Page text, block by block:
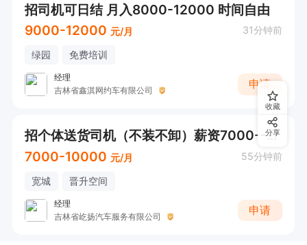
招司机可日结 月入8000-12000 时间自由
9000-12000 元/月 31分钟前
绿园 免费培训
经理
吉林省鑫淇网约车有限公司
申请
招个体送货司机（不装不卸）薪资7000--10000
7000-10000 元/月 55分钟前
宽城 晋升空间
经理
吉林省屹扬汽车服务有限公司
申请
收藏
分享